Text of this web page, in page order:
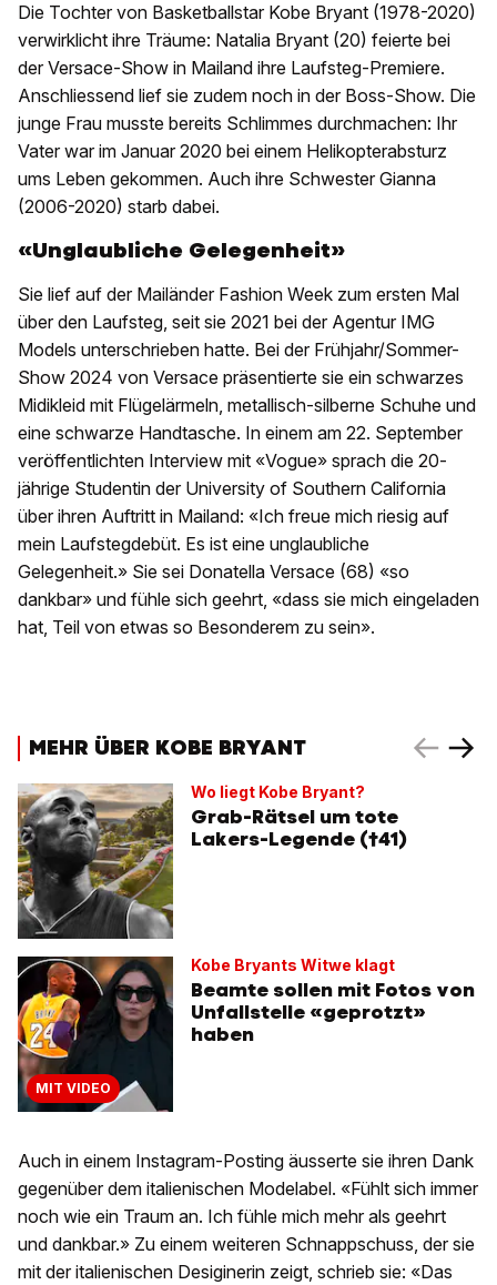
Die Tochter von Basketballstar Kobe Bryant (1978-2020)
verwirklicht ihre Träume: Natalia Bryant (20) feierte bei
der Versace-Show in Mailand ihre Laufsteg-Premiere.
Anschliessend lief sie zudem noch in der Boss-Show. Die
junge Frau musste bereits Schlimmes durchmachen: Ihr
Vater war im Januar 2020 bei einem Helikopterabsturz
ums Leben gekommen. Auch ihre Schwester Gianna
(2006-2020) starb dabei.
«Unglaubliche Gelegenheit»
Sie lief auf der Mailänder Fashion Week zum ersten Mal
über den Laufsteg, seit sie 2021 bei der Agentur IMG
Models unterschrieben hatte. Bei der Frühjahr/Sommer-
Show 2024 von Versace präsentierte sie ein schwarzes
Midikleid mit Flügelärmeln, metallisch-silberne Schuhe und
eine schwarze Handtasche. In einem am 22. September
veröffentlichten Interview mit «Vogue» sprach die 20-
jährige Studentin der University of Southern California
über ihren Auftritt in Mailand: «Ich freue mich riesig auf
mein Laufstegdebüt. Es ist eine unglaubliche
Gelegenheit.» Sie sei Donatella Versace (68) «so
dankbar» und fühle sich geehrt, «dass sie mich eingeladen
hat, Teil von etwas so Besonderem zu sein».
MEHR ÜBER KOBE BRYANT
Wo liegt Kobe Bryant?
Grab-Rätsel um tote
Lakers-Legende (†41)
MIT VIDEO
Kobe Bryants Witwe klagt
Beamte sollen mit Fotos von
Unfallstelle «geprotzt»
haben
Auch in einem Instagram-Posting äusserte sie ihren Dank
gegenüber dem italienischen Modelabel. «Fühlt sich immer
noch wie ein Traum an. Ich fühle mich mehr als geehrt
und dankbar.» Zu einem weiteren Schnappschuss, der sie
mit der italienischen Desiginerin zeigt, schrieb sie: «Das